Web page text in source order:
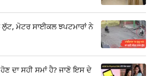
ਲੁੱਟ, ਮੋਟਰ ਸਾਈਕਲ ਝਪਟਮਾਰਾਂ ਨੇ
ਦਾ ਸਹੀ ਸਮਾਂ ਹੈ? ਜਾਣੋ ਇਸ ਦੇ